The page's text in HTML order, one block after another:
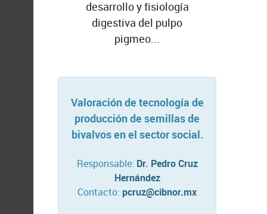
desarrollo y fisiología
digestiva del pulpo
pigmeo...
Valoración de tecnología de
producción de semillas de
bivalvos en el sector social.
Responsable: Dr. Pedro Cruz
Hernández
Contacto: pcruz@cibnor.mx